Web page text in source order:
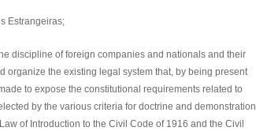
Estrangeiras;
discipline of foreign companies and nationals and their
organize the existing legal system that, by being present
to expose the constitutional requirements related to
by the various criteria for doctrine and demonstration
of Introduction to the Civil Code of 1916 and the Civil